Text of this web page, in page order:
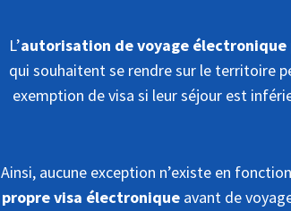
L’autorisation de voyage électronique
qui souhaitent se rendre sur le territoire
exemption de visa si leur séjour est
Ainsi, aucune exception n’existe en
propre visa électronique avant de